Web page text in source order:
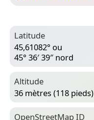
Latitude
45,61082° ou
45° 36′ 39″ nord
Altitude
36 mètres (118 pieds)
Open­Street­Map ID